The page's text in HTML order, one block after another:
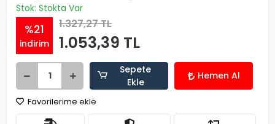
Stok: Stokta Var
%21
indirim
1.327,27 TL
1.053,39 TL
Sepete
Ekle
Hemen Al
Favorilerime ekle